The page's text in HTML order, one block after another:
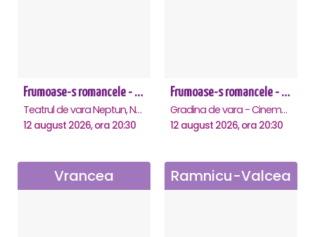
Frumoase-s romancele - Neptun
Teatrul de vara Neptun, Neptun
12 august 2026, ora 20:30
Frumoase-s romancele - Saturn
Gradina de vara - Cinema Saturn, Saturn
12 august 2026, ora 20:30
Vrancea Ramnicu-Valcea